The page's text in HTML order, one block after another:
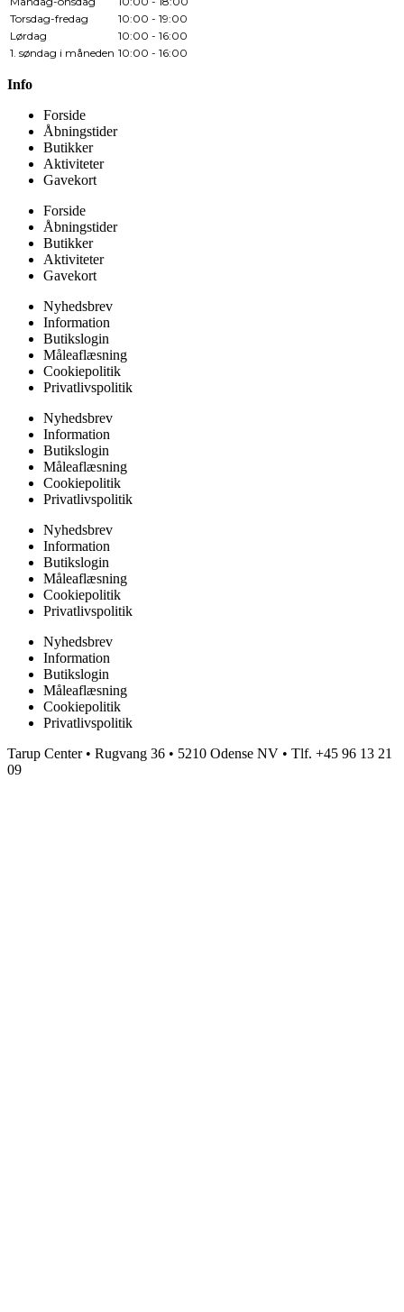
Torsdag-fredag
10:00 - 19:00
Lørdag
10:00 - 16:00
1. søndag i måneden 10:00 - 16:00
Info
Forside
Åbningstider
Butikker
Aktiviteter
Gavekort
Forside
Åbningstider
Butikker
Aktiviteter
Gavekort
Nyhedsbrev
Information
Butikslogin
Måleaflæsning
Cookiepolitik
Privatlivspolitik
Nyhedsbrev
Information
Butikslogin
Måleaflæsning
Cookiepolitik
Privatlivspolitik
Nyhedsbrev
Information
Butikslogin
Måleaflæsning
Cookiepolitik
Privatlivspolitik
Nyhedsbrev
Information
Butikslogin
Måleaflæsning
Cookiepolitik
Privatlivspolitik
Tarup Center • Rugvang 36 • 5210 Odense NV • Tlf. +45 96 13 21
09